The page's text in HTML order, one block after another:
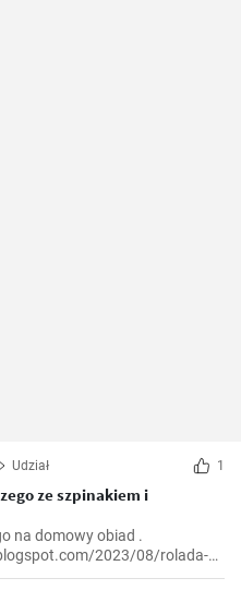
Udział 1
ze szpinakiem i
na domowy obiad .
2023/08/rolada-z-